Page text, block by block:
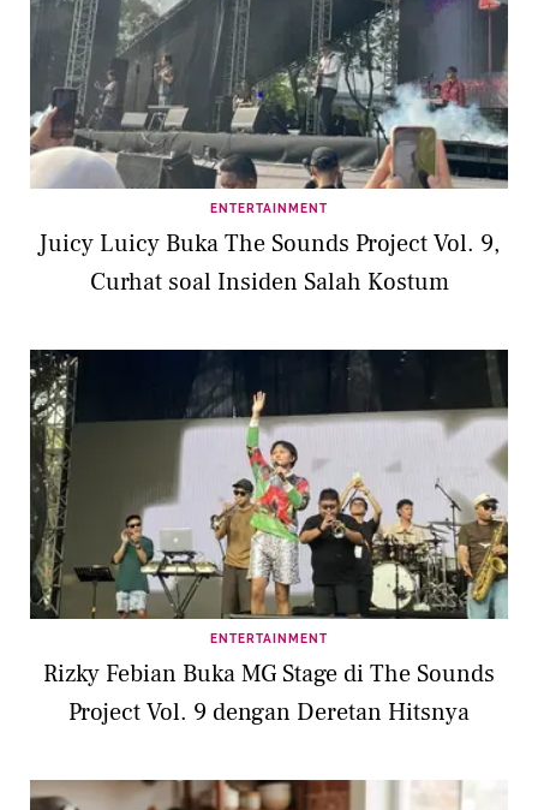
ENTERTAINMENT
Juicy Luicy Buka The Sounds Project Vol. 9,
Curhat soal Insiden Salah Kostum
ENTERTAINMENT
Rizky Febian Buka MG Stage di The Sounds
Project Vol. 9 dengan Deretan Hitsnya